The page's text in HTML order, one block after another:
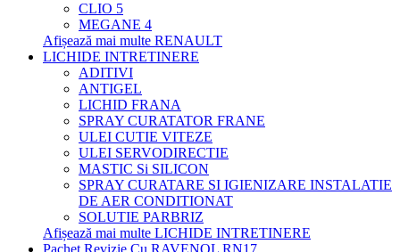
CLIO 5
MEGANE 4
Afișează mai multe RENAULT
LICHIDE INTRETINERE
ADITIVI
ANTIGEL
LICHID FRANA
SPRAY CURATATOR FRANE
ULEI CUTIE VITEZE
ULEI SERVODIRECTIE
MASTIC Si SILICON
SPRAY CURATARE SI IGIENIZARE INSTALATIE
DE AER CONDITIONAT
SOLUTIE PARBRIZ
Afișează mai multe LICHIDE INTRETINERE
Pachet Revizie Cu RAVENOL RN17